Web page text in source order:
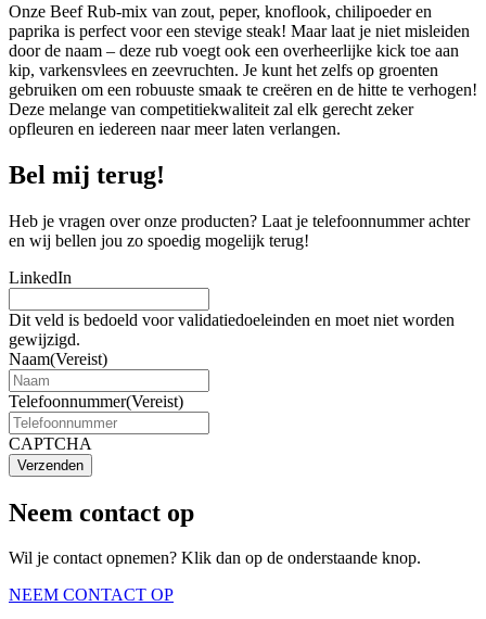
Onze Beef Rub-mix van zout, peper, knoflook, chilipoeder en
paprika is perfect voor een stevige steak! Maar laat je niet misleiden
door de naam – deze rub voegt ook een overheerlijke kick toe aan
kip, varkensvlees en zeevruchten. Je kunt het zelfs op groenten
gebruiken om een robuuste smaak te creëren en de hitte te verhogen!
Deze melange van competitiekwaliteit zal elk gerecht zeker
opfleuren en iedereen naar meer laten verlangen.
Bel mij terug!
Heb je vragen over onze producten? Laat je telefoonnummer achter
en wij bellen jou zo spoedig mogelijk terug!
LinkedIn
Dit veld is bedoeld voor validatiedoeleinden en moet niet worden
gewijzigd.
Naam(Vereist)
Telefoonnummer(Vereist)
CAPTCHA
Verzenden
Neem contact op
Wil je contact opnemen? Klik dan op de onderstaande knop.
NEEM CONTACT OP